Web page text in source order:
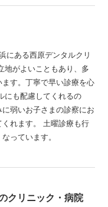
にある西原デンタルクリ
地がよいこともあり、多
す。丁寧で早い診療を心
にも配慮してくれるの
弱いお子さまの診察にお
れます。 土曜診療も行
っています。
クリニック・病院